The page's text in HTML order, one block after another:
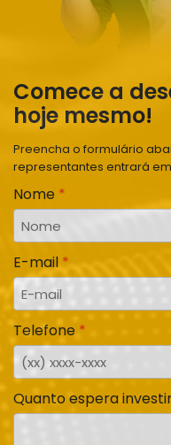
Comece a
hoje mesmo!
Preencha o formulário
representantes entrará
Nome
E-mail
Telefone
Quanto espera